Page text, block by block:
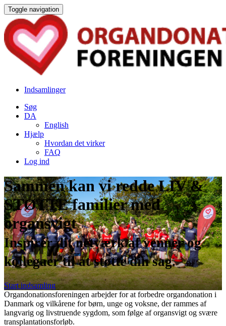
Toggle navigation
Indsamlinger
Søg
DA
English
Hjælp
Hvordan det virker
FAQ
Log ind
Sammen kan vi redde LIV &
STØTTE familier med
organsvigt
Inspirér dit netværk af venner og
kollegaer til at støtte din sag.
Start indsamling
Organdonationsforeningen arbejder for at forbedre organdonation i
Danmark og vilkårene for børn, unge og voksne, der rammes af
langvarig og livstruende sygdom, som følge af organsvigt og svære
transplantationsforløb.